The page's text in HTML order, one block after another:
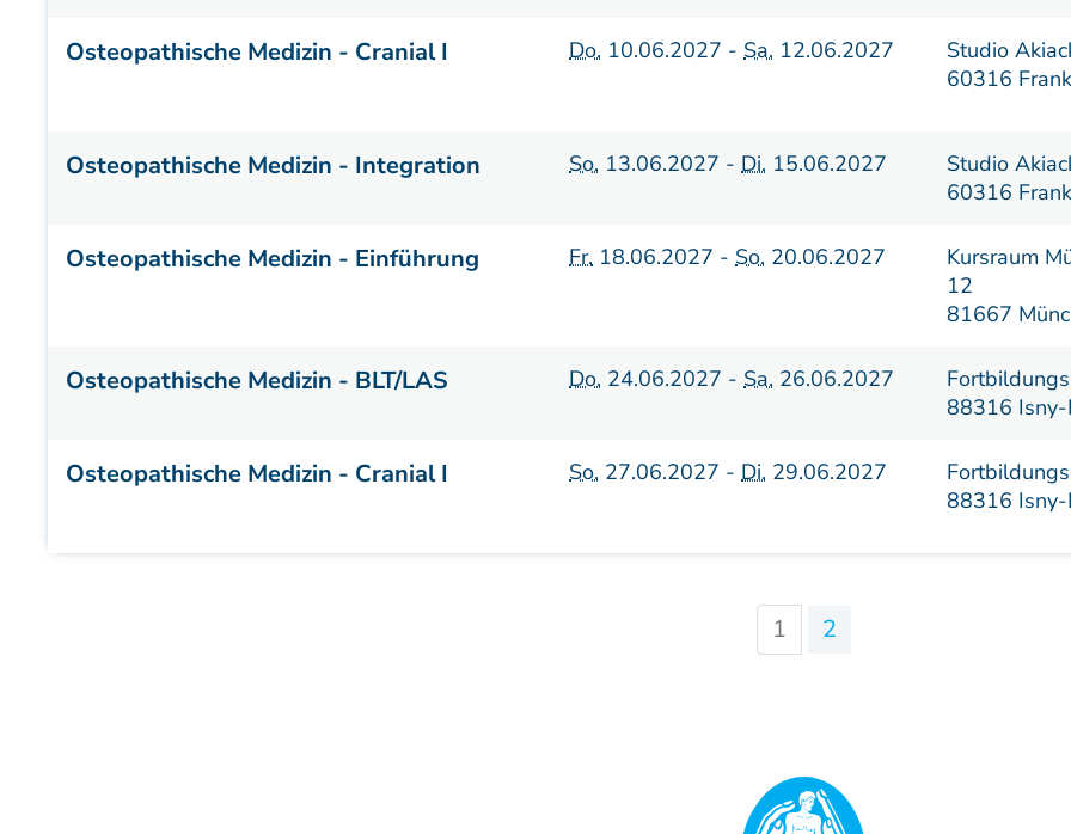
Osteopathische Medizin - Cranial I Do. 10.06.2027 -Sa. 12.06.2027
Studio
60316
Osteopathische Medizin - Integration So. 13.06.2027 -Di. 15.06.2027
Studio
60316
Osteopathische Medizin - Einführung Fr. 18.06.2027 -So. 20.06.2027
Kursraum
12
81667
Osteopathische Medizin - BLT/LAS Do. 24.06.2027 -Sa. 26.06.2027
88316 Isny-
Osteopathische Medizin - Cranial I So. 27.06.2027 -Di. 29.06.2027
88316 Isny-
1 2